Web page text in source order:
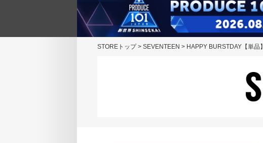
STOREトップ> SEVENTEEN > HAPPY BURSTDAY【単品】